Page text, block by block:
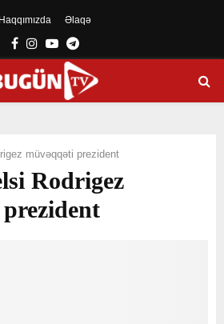
Haqqımızda Əlaqə
Facebook
Instagram
YoutubeTelegram
müvəqqəti prezident
Rodrigez